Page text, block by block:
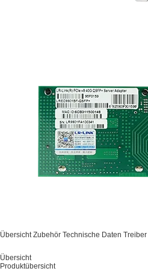
Übersicht Zubehör Technische Daten Treiber
Übersicht
Produktübersicht